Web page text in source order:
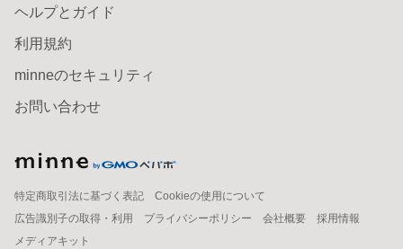
ヘルプとガイド
利用規約
minneのセキュリティ
お問い合わせ
特定商取引法に基づく表記
Cookieの使用について
広告識別子の取得・利用
プライバシーポリシー 会社概要
採用情報
メディアキット